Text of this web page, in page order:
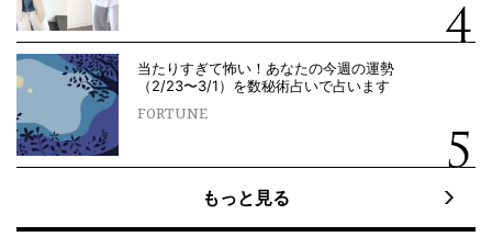
当たりすぎて怖い！あなたの今週の運勢
（2/23〜3/1）を数秘術占いで占います
FORTUNE
もっと見る